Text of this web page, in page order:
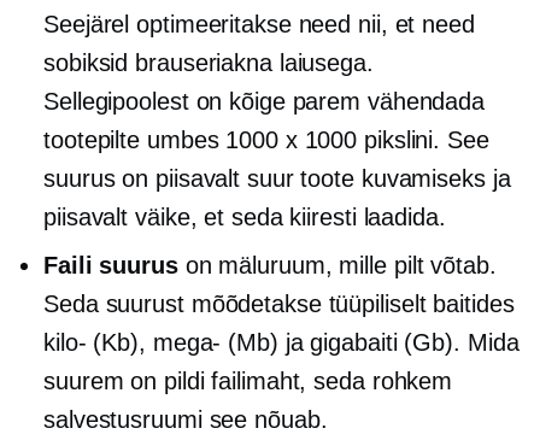
Seejärel optimeeritakse need nii, et need
sobiksid brauseriakna laiusega.
Sellegipoolest on kõige parem vähendada
tootepilte umbes 1000 x 1000 pikslini. See
suurus on piisavalt suur toote kuvamiseks ja
piisavalt väike, et seda kiiresti laadida.
Faili suuruson mäluruum, mille pilt võtab.
Seda suurust mõõdetakse tüüpiliselt baitides
kilo- (Kb), mega- (Mb) ja gigabaiti (Gb). Mida
suurem on pildi failimaht, seda rohkem
salvestusruumi see nõuab.